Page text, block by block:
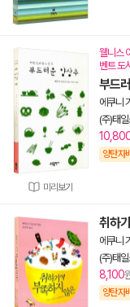
미리보기
웰니스
벤트 도
부드
에쿠니
(주)태
양탄자
취하
에쿠니
(주)태
8,100
양탄자